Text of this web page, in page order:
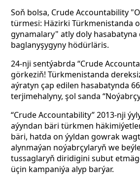
Soň bolsa, Crude Accountability
türmesi: Häzirki Türkmenistanda
gynamalary" atly doly
baglanyşygyny hödürläris.
24-nji sentýabrda “Crude
görkeziň! Türkmenistanda
aýratyn çap edilen hasabatynda
terjimehalyny, şol sanda
“Crude Accountability” 2013-nji
aýyndan bäri türkmen
bäri, hatda on ýyldan gowrak
alynmaýan noýabrçylaryň we
tussaglaryň diridigini subut
üçin kampaniýa alyp barýar.